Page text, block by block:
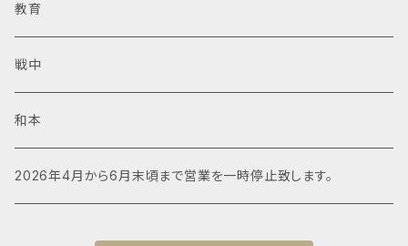
教育
戦中
和本
2026年4月から6月末頃まで営業を一時停止致します。